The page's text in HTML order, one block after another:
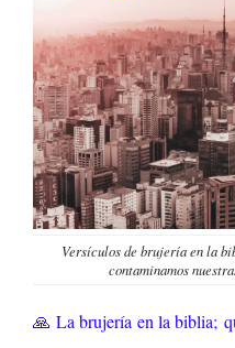
Versículos de brujería en la
contaminamos
🙏 La brujería en la biblia;